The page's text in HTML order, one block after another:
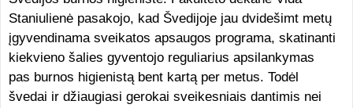
Staniulienė pasakojo, kad Švedijoje jau dvidešimt metų
įgyvendinama sveikatos apsaugos programa, skatinanti
kiekvieno šalies gyventojo reguliarius apsilankymas
pas burnos higienistą bent kartą per metus. Todėl
švedai ir džiaugiasi gerokai sveikesniais dantimis nei